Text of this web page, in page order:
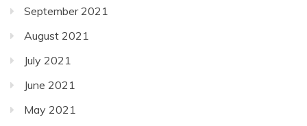
September 2021
August 2021
July 2021
June 2021
May 2021